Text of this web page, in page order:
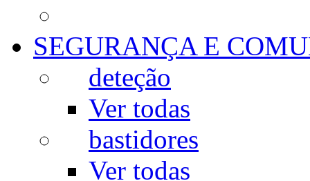
SEGURANÇA E
deteção
Ver todas
bastidores
Ver todas